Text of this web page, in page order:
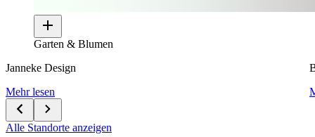
Garten & Blumen
Janneke Design
Mehr lesen
Alle Standorte anzeigen